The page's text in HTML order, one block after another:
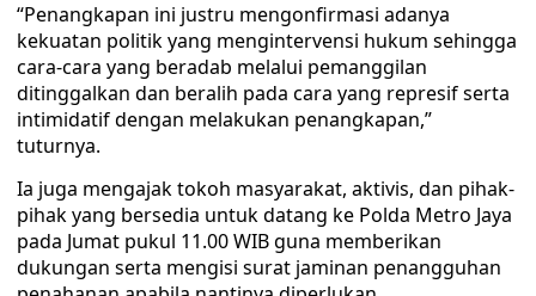
“Penangkapan ini justru mengonfirmasi adanya
kekuatan politik yang mengintervensi hukum sehingga
cara-cara yang beradab melalui pemanggilan
ditinggalkan dan beralih pada cara yang represif serta
intimidatif dengan melakukan penangkapan,”
tuturnya.
Ia juga mengajak tokoh masyarakat, aktivis, dan pihak-
pihak yang bersedia untuk datang ke Polda Metro Jaya
pada Jumat pukul 11.00 WIB guna memberikan
dukungan serta mengisi surat jaminan penangguhan